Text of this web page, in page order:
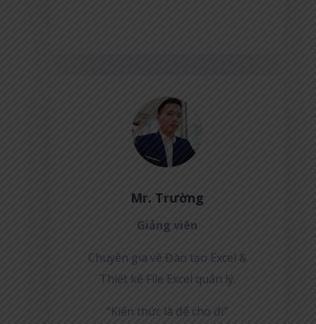
Mr. Trường
Giảng viên
Chuyên gia về Đào tạo Excel &
Thiết kế File Excel quản lý.
“Kiến thức là để cho đi”